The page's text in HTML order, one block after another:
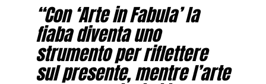
“Con ‘Arte in Fabula’ la
fiaba diventa uno
strumento per riflettere
sul presente, mentre l’arte